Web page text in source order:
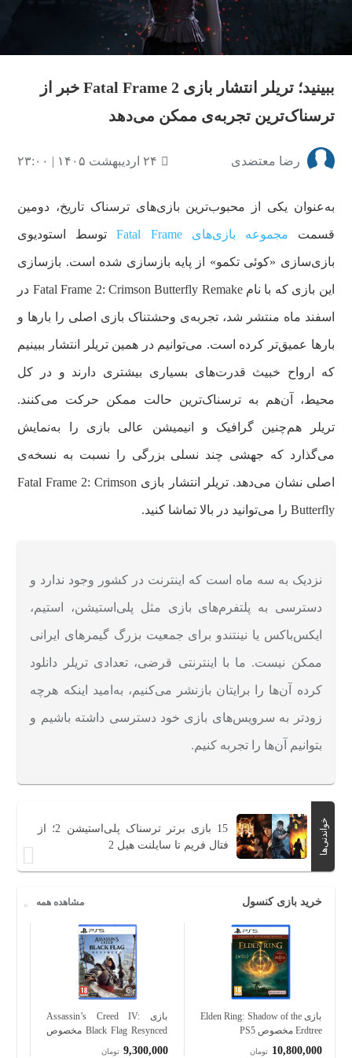
ویدیو
ببینید؛ تریلر انتشار بازی Fatal Frame 2 خبر از
ترسناک‌ترین تجربه‌ی ممکن می‌دهد
رضا معتضدی ۲۴ اردیبهشت ۱۴۰۵ | ۲۳:۰۰
به‌عنوان یکی از محبوب‌ترین بازی‌های ترسناک تاریخ، دومین
قسمت مجموعه بازی‌های Fatal Frame توسط استودیوی
بازی‌سازی «کوئی تکمو» از پایه بازسازی شده است. بازسازی
این بازی که با نام Fatal Frame 2: Crimson Butterfly Remake در
اسفند ماه منتشر شد، تجربه‌ی وحشتناک بازی اصلی را بارها و
بارها عمیق‌تر کرده است. می‌توانیم در همین تریلر انتشار ببینیم
که ارواح خبیث قدرت‌های بسیاری بیشتری دارند و در کل
محیط، آن‌هم به ترسناک‌ترین حالت ممکن حرکت می‌کنند.
تریلر هم‌چنین گرافیک و انیمیشن عالی بازی را به‌نمایش
می‌گذارد که جهشی چند نسلی بزرگی را نسبت به نسخه‌ی
اصلی نشان می‌دهد. تریلر انتشار بازی Fatal Frame 2: Crimson
Butterfly را می‌توانید در بالا تماشا کنید.
نزدیک به سه ماه است که اینترنت در کشور وجود ندارد و
دسترسی به پلتفرم‌‌های بازی مثل پلی‌استیشن، استیم،
ایکس‌باکس یا نینتندو برای جمعیت بزرگ گیمرهای ایرانی
ممکن نیست. ما با اینترنتی قرضی، تعدادی تریلر دانلود
کرده آن‌ها را برایتان بازنشر می‌کنیم، به‌امید اینکه هرچه
زودتر به سرویس‌های بازی خود دسترسی داشته باشیم و
بتوانیم آن‌ها را تجربه کنیم.
خواندنی‌ها
15 بازی برتر ترسناک پلی‌استیشن 2؛ از
فتال فریم تا سایلنت هیل 2
خرید بازی کنسول مشاهده همه
بازی Elden Ring: Shadow of the
Erdtree مخصوص PS5
10,800,000 تومان
بازی Assassin’s Creed IV:
Black Flag Resynced مخصوص
PS5
9,300,000 تومان